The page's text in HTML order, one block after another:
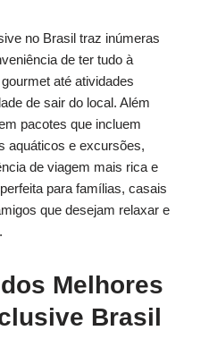
no Brasil traz inúmeras
de ter tudo à
até atividades
de sair do local. Além
pacotes que incluem
aquáticos e excursões,
de viagem mais rica e
para famílias, casais
que desejam relaxar e
Melhores
Brasil